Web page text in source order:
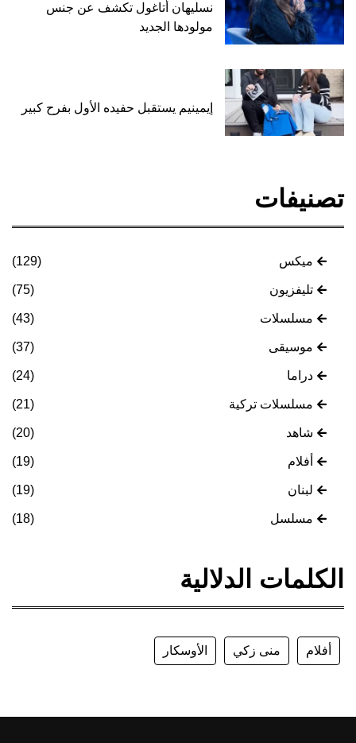
نسليهان أتاغول تكشف عن جنس
مولودها الجديد
إيمينيم يستقبل حفيده الأول بفرح كبير
تصنيفات
ميكس (129)
تليفزيون (75)
مسلسلات (43)
موسيقى (37)
دراما (24)
مسلسلات تركية (21)
شاهد (20)
أفلام (19)
لبنان (19)
مسلسل (18)
الكلمات الدلالية
أفلام منى زكي الأوسكار